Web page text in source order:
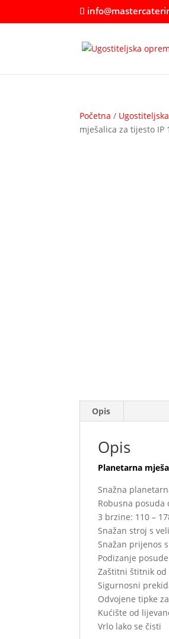
Početna / Ugostiteljska
mješalica za tijesto IP
Opis
Opis
Planetarna
Snažna
Robusna posuda
3 brzine: 110 –
Snažan stroj s
Snažan prijenos
Podizanje
Zaštitni štitnik od
Sigurnosni
Odvojene tipke
Kućište od
Vrlo lako se čisti